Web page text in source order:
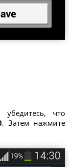
что
. Затем нажмите